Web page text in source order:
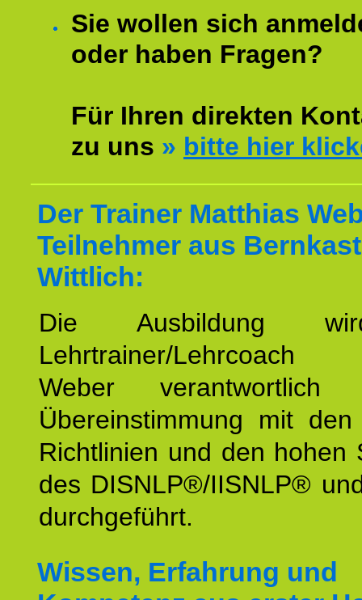
Sie wollen sich
oder haben Fragen?
Für Ihren direkten
zu uns » bitte hier
Der Trainer Matthias
Teilnehmer aus
Wittlich:
Die Ausbildung
Lehrtrainer/Lehrcoach
Weber
Übereinstimmung mit den
Richtlinien und den hohen
des DISNLP®/IISNLP®
durchgeführt.
Wissen, Erfahrung und